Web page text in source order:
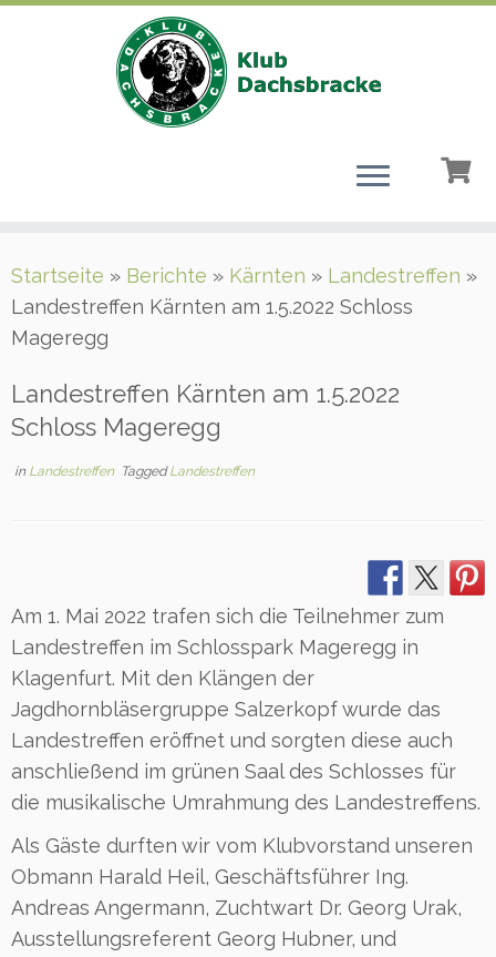
Inhalt
springen
Startseite » Berichte » Kärnten » Landestreffen »
Landestreffen Kärnten am 1.5.2022 Schloss
Mageregg
Landestreffen Kärnten am 1.5.2022
Schloss Mageregg
in Landestreffen TaggedLandestreffen
Am 1. Mai 2022 trafen sich die Teilnehmer zum
Landestreffen im Schlosspark Mageregg in
Klagenfurt. Mit den Klängen der
Jagdhornbläsergruppe Salzerkopf wurde das
Landestreffen eröffnet und sorgten diese auch
anschließend im grünen Saal des Schlosses für
die musikalische Umrahmung des Landestreffens.
Als Gäste durften wir vom Klubvorstand unseren
Obmann Harald Heil, Geschäftsführer Ing.
Andreas Angermann, Zuchtwart Dr. Georg Urak,
Ausstellungsreferent Georg Hubner, und